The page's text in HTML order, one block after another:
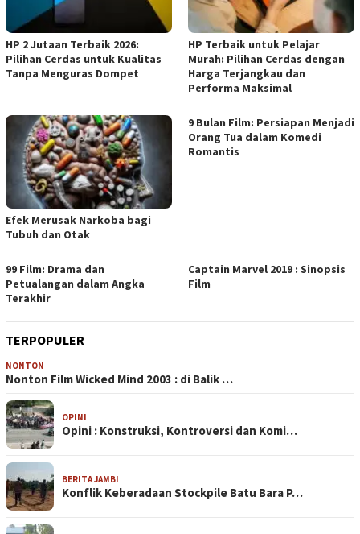
HP 2 Jutaan Terbaik 2026:
Pilihan Cerdas untuk Kualitas
Tanpa Menguras Dompet
HP Terbaik untuk Pelajar
Murah: Pilihan Cerdas dengan
Harga Terjangkau dan
Performa Maksimal
Efek Merusak Narkoba bagi
Tubuh dan Otak
9 Bulan Film: Persiapan Menjadi
Orang Tua dalam Komedi
Romantis
99 Film: Drama dan
Petualangan dalam Angka
Terakhir
Captain Marvel 2019 : Sinopsis
Film
TERPOPULER
NONTON
Nonton Film Wicked Mind 2003 : di Balik …
OPINI
Opini : Konstruksi, Kontroversi dan Komi…
BERITA JAMBI
Konflik Keberadaan Stockpile Batu Bara P…